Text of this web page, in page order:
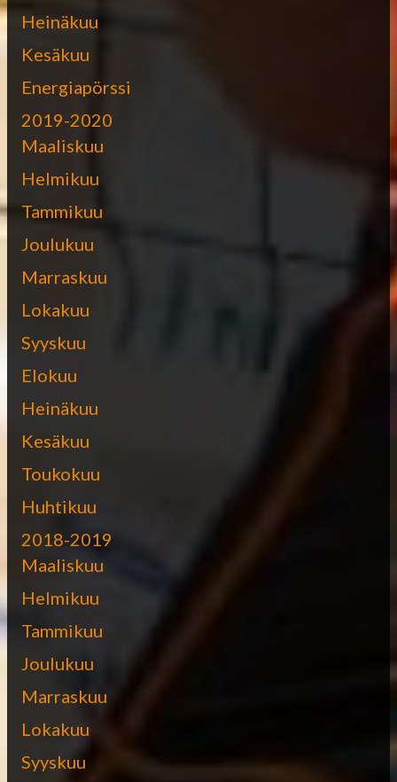
Heinäkuu
Kesäkuu
Energiapörssi
2019-2020
Maaliskuu
Helmikuu
Tammikuu
Joulukuu
Marraskuu
Lokakuu
Syyskuu
Elokuu
Heinäkuu
Kesäkuu
Toukokuu
Huhtikuu
2018-2019
Maaliskuu
Helmikuu
Tammikuu
Joulukuu
Marraskuu
Lokakuu
Syyskuu